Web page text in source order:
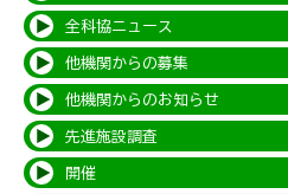
全科協ニュース
他機関からの募集
他機関からのお知らせ
先進施設調査
開催